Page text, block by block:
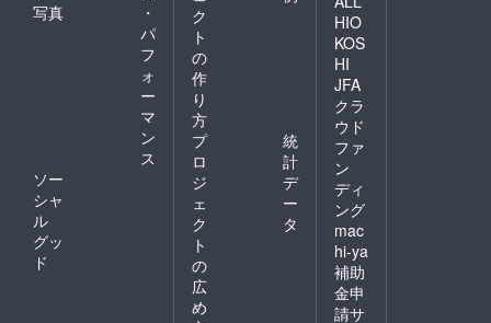
写真
・
パ
フ
ォ
ー
マ
ン
ス
ソー
シャ
ル
グッ
ド
ク
ト
の
作
り
方
プ
ロ
ジ
ェ
ク
ト
の
広
め
統
計
デ
ー
タ
HIO
KOS
HI
JFA
クラ
ウド
ファ
ン
ディ
ング
mac
hi-ya
補助
金申
請サ